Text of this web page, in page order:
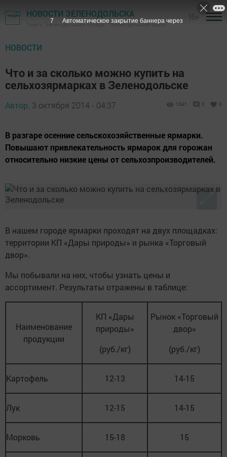
НОВОСТИ ЗЕЛЕНОДОЛЬСКА
Газета "Зеленодольская правда" - Зеленодольский район
НОВОСТИ
Что и за сколько можно купить на
сельхозярмарках в Зеленодольске
Автор, 3 октября 2014 - 04:37 1041 0 0
В разгаре осенние сельскохозяйственные ярмарки.
Повышают привлекательность ярмарок для горожан
относительно низкие цены от сельхозпроизводителей.
В нашем городе ярмарки проходят на двух площадках:
территории КП «Дары природы» и рынка «Торговый
двор».
Мы побывали на них, чтобы узнать цены и
ассортимент. Результаты отражены в таблице:
Наименование
продукции
КП «Дары
природы»
(руб./кг)
Рынок «Торговый
двор»
(руб./кг)
Картофель 12-13 14-15
Лук 12-15 14-15
Морковь 15-18 15
6 Автоматическое закрытие баннера через